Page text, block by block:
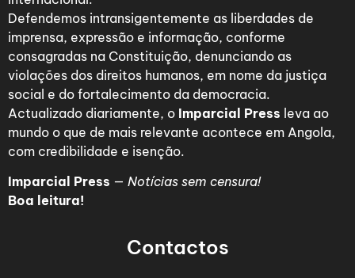
Defendemos intransigentemente as liberdades de
imprensa, expressão e informação, conforme
consagradas na Constituição, denunciando as
violações dos direitos humanos, em nome da justiça
social e do fortalecimento da democracia.
Actualizado diariamente, o Imparcial Press leva ao
mundo o que de mais relevante acontece em Angola,
com credibilidade e isenção.
Imparcial Press — Notícias sem censura!
Boa leitura!
Contactos